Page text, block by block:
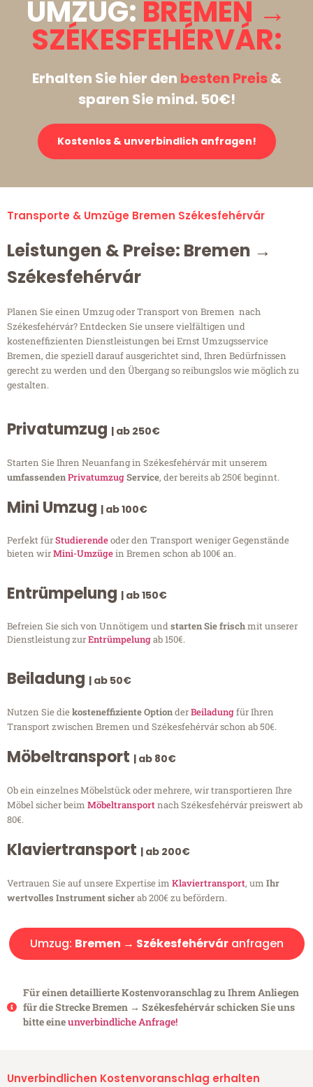
UMZUG: BREMEN →
SZÉKESFEHÉRVÁR:
Erhalten Sie hier den besten Preis&
sparen Sie mind. 50€!
Kostenlos & unverbindlich anfragen!
Transporte & Umzüge Bremen Székesfehérvár
Leistungen & Preise: Bremen →
Székesfehérvár
Planen Sie einen Umzug oder Transport von Bremen nach
Székesfehérvár? Entdecken Sie unsere vielfältigen und
kosteneffizienten Dienstleistungen bei Ernst Umzugsservice
Bremen, die speziell darauf ausgerichtet sind, Ihren Bedürfnissen
gerecht zu werden und den Übergang so reibungslos wie möglich zu
gestalten.
Privatumzug | ab 250€
Starten Sie Ihren Neuanfang in Székesfehérvár mit unserem
umfassendenPrivatumzugService, der bereits ab 250€ beginnt.
Mini Umzug | ab 100€
Perfekt fürStudierendeoder den Transport weniger Gegenstände
bieten wirMini-Umzügein Bremen schon ab 100€ an.
Entrümpelung | ab 150€
Befreien Sie sich von Unnötigem undstarten Sie frischmit unserer
Dienstleistung zurEntrümpelungab 150€.
Beiladung | ab 50€
Nutzen Sie diekosteneffiziente OptionderBeiladungfür Ihren
Transport zwischen Bremen und Székesfehérvár schon ab 50€.
Möbeltransport | ab 80€
Ob ein einzelnes Möbelstück oder mehrere, wir transportieren Ihre
Möbel sicher beim Möbeltransportnach Székesfehérvár preiswert ab
80€.
Klaviertransport | ab 200€
Vertrauen Sie auf unsere Expertise im Klaviertransport, um Ihr
wertvolles Instrument sicherab 200€ zu befördern.
Umzug: Bremen → Székesfehérváranfragen
Für einen detaillierte Kostenvoranschlag zu Ihrem Anliegen
für die Strecke Bremen → Székesfehérvár schicken Sie uns
bitte eineunverbindliche Anfrage!
Unverbindlichen Kostenvoranschlag erhalten